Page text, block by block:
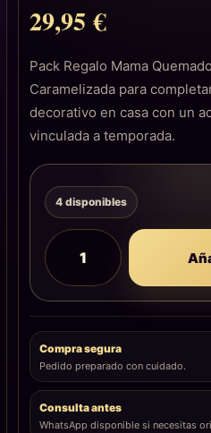
29,95€
Pack Regalo Mama
Caramelizada para
decorativo en casa con un
vinculada a temporada.
4 disponibles
Compra segura
Pedido preparado con cuidado.
Consulta antes
WhatsApp disponible si necesitas